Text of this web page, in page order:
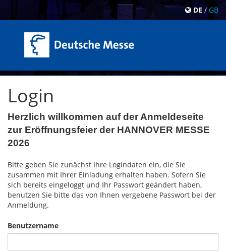
DE /GB
Login
Herzlich willkommen auf der Anmeldeseite
zur Eröffnungsfeier der HANNOVER MESSE
2026
Bitte geben Sie zunächst Ihre Logindaten ein, die Sie
zusammen mit Ihrer Einladung erhalten haben. Sofern Sie
sich bereits eingeloggt und Ihr Passwort geändert haben,
benutzen Sie bitte das von Ihnen vergebene Passwort bei der
Anmeldung.
Benutzername